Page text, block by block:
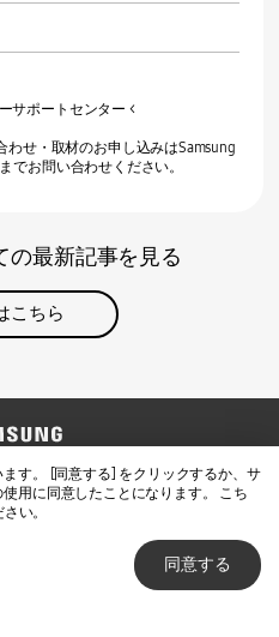
す。 [同意する] をクリックするか、サ
用に同意したことになります。 こち
い。
同意する
サポートセンター <
せ・取材のお申し込みはSamsung
でお問い合わせください。
の最新記事を見る
こちら
Samsung公式サイト
人情報保護方針